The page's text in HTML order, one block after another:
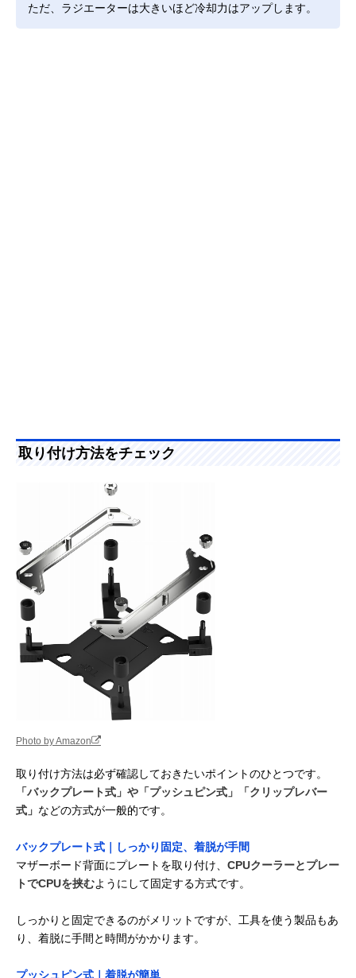
ただ、ラジエーターは大きいほど冷却力はアップします。
取り付け方法をチェック
Photo by Amazon
取り付け方法は必ず確認しておきたいポイントのひとつです。
「バックプレート式」や「プッシュピン式」「クリップレバー
式」 などの方式が一般的です。
バックプレート式｜しっかり固定、着脱が手間
マザーボード背面にプレートを取り付け、 CPUクーラーとプレー
トでCPUを挟むようにして固定する方式です。
しっかりと固定できるのがメリットですが、工具を使う製品もあ
り、着脱に手間と時間がかかります。
プッシュピン式｜着脱が簡単